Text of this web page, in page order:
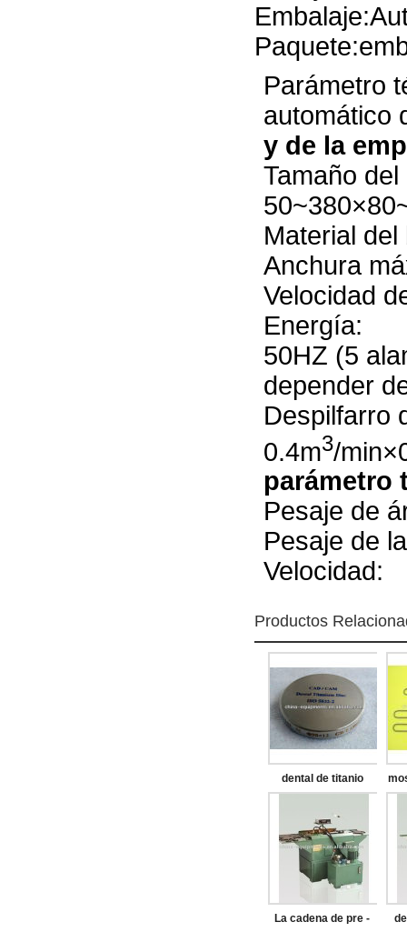
Parámetro
automático
y de la
Tamaño
Material
Anchura
50HZ (5
depender
0.4m3/
parámetro
Pesaje
Pesaje
Productos
dental de titanio
La cadena de pre -